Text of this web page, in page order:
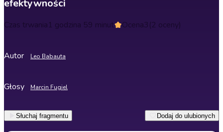
efektywności
Czas trwania1 godzina 59 minut Ocena3(2 oceny)
Autor Leo Babauta
Głosy Marcin Fugiel
Słuchaj fragmentu Dodaj do ulubionych